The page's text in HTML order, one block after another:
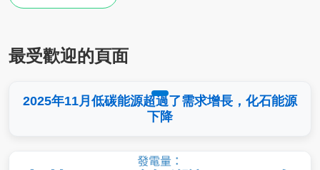
最受歡迎的頁面
2025年11月低碳能源超過了需求增長，化石能源
下降